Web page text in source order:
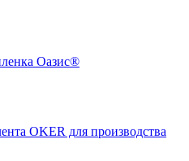
Оазис®
OKER для производства